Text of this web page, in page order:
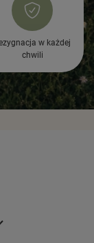
w każdej
chwili